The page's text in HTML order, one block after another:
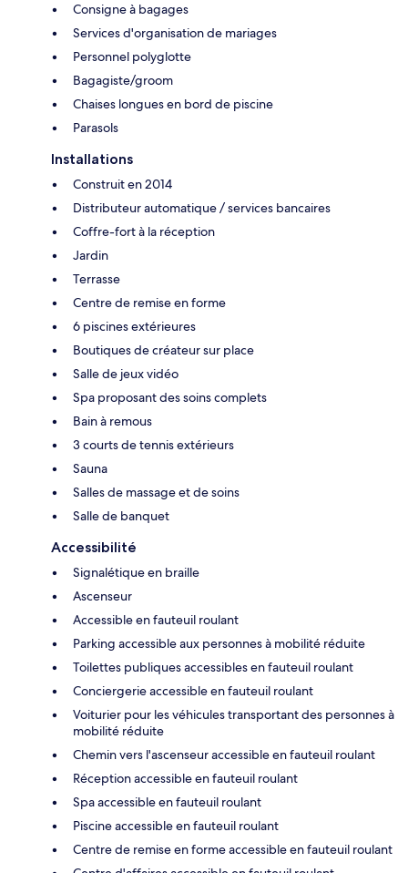
Consigne à bagages
Services d'organisation de mariages
Personnel polyglotte
Bagagiste/groom
Chaises longues en bord de piscine
Parasols
Installations
Construit en 2014
Distributeur automatique / services bancaires
Coffre-fort à la réception
Jardin
Terrasse
Centre de remise en forme
6 piscines extérieures
Boutiques de créateur sur place
Salle de jeux vidéo
Spa proposant des soins complets
Bain à remous
3 courts de tennis extérieurs
Sauna
Salles de massage et de soins
Salle de banquet
Accessibilité
Signalétique en braille
Ascenseur
Accessible en fauteuil roulant
Parking accessible aux personnes à mobilité réduite
Toilettes publiques accessibles en fauteuil roulant
Conciergerie accessible en fauteuil roulant
Voiturier pour les véhicules transportant des personnes à
mobilité réduite
Chemin vers l'ascenseur accessible en fauteuil roulant
Réception accessible en fauteuil roulant
Spa accessible en fauteuil roulant
Piscine accessible en fauteuil roulant
Centre de remise en forme accessible en fauteuil roulant